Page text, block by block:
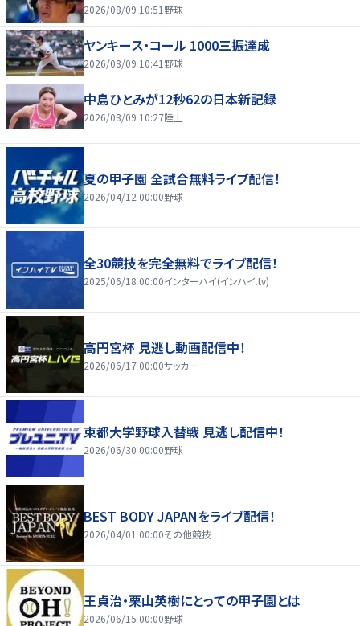
2026/08/09 10:51 野球
ヤンキース・コール 1000三振達成
2026/08/09 10:41 野球
中島ひとみが12秒62の日本新記録
2026/08/09 10:27陸上
夏の甲子園 全試合無料ライブ配信！
2026/04/12 00:00野球
全30競技を完全無料でライブ配信！
2025/06/18 00:00インターハイ(インハイ.tv)
高円宮杯 見逃し動画配信中！
2026/06/17 00:00サッカー
東都大学野球入替戦 見逃し配信中！
2026/06/30 00:00野球
BEST BODY JAPANをライブ配信！
2026/04/01 00:00その他競技
王貞治・栗山英樹にとっての甲子園とは
2026/06/15 00:00野球